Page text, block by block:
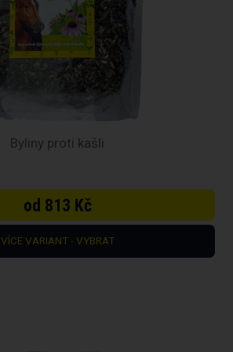
Byliny proti kašli
od 813 Kč
VÍCE VARIANT - VYBRAT